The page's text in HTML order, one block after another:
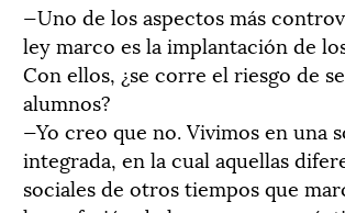
—Uno de los aspectos más
ley marco es la implantación de
Con ellos, ¿se corre el riesgo de
alumnos?
—Yo creo que no. Vivimos en una
integrada, en la cual aquellas
sociales de otros tiempos que